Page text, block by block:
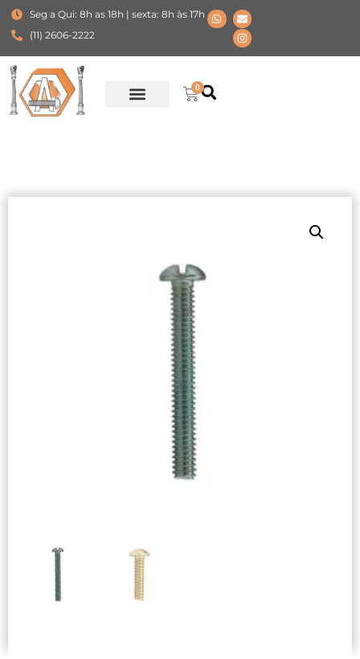
Seg a Qui: 8h as 18h | sexta: 8h às 17h
(11) 2606-2222
0